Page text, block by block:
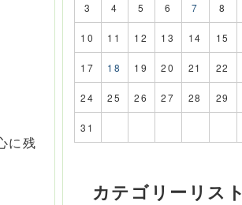
に残
3 4 5 6 7 8
10 11 12 13 14 15
17 18 19 20 21 22
24 25 26 27 28 29
31
カテゴリーリスト